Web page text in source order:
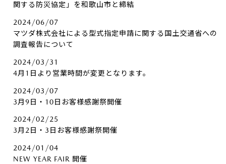
関する防災協定」を和歌山市と締結
2024/06/07
マツダ株式会社による型式指定申請に関する国土交通省への
調査報告について
2024/03/31
4月1日より営業時間が変更となります。
2024/03/07
3月9日・10日お客様感謝祭開催
2024/02/25
3月2日・3日お客様感謝祭開催
2024/01/04
NEW YEAR FAIR 開催